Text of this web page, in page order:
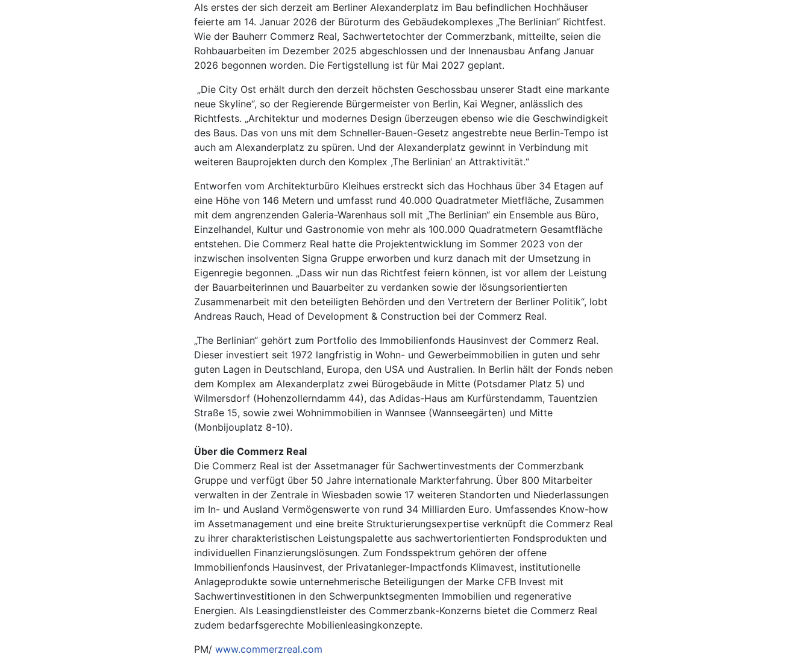
Als erstes der sich derzeit am Berliner Alexanderplatz im Bau befindlichen Hochhäuser
feierte am 14. Januar 2026 der Büroturm des Gebäudekomplexes „The Berlinian“ Richtfest.
Wie der Bauherr Commerz Real, Sachwertetochter der Commerzbank, mitteilte, seien die
Rohbauarbeiten im Dezember 2025 abgeschlossen und der Innenausbau Anfang Januar
2026 begonnen worden. Die Fertigstellung ist für Mai 2027 geplant.
„Die City Ost erhält durch den derzeit höchsten Geschossbau unserer Stadt eine markante
neue Skyline“, so der Regierende Bürgermeister von Berlin, Kai Wegner, anlässlich des
Richtfests. „Architektur und modernes Design überzeugen ebenso wie die Geschwindigkeit
des Baus. Das von uns mit dem Schneller-Bauen-Gesetz angestrebte neue Berlin-Tempo ist
auch am Alexanderplatz zu spüren. Und der Alexanderplatz gewinnt in Verbindung mit
weiteren Bauprojekten durch den Komplex ,The Berlinian‘ an Attraktivität.“
Entworfen vom Architekturbüro Kleihues erstreckt sich das Hochhaus über 34 Etagen auf
eine Höhe von 146 Metern und umfasst rund 40.000 Quadratmeter Mietfläche, Zusammen
mit dem angrenzenden Galeria-Warenhaus soll mit „The Berlinian“ ein Ensemble aus Büro,
Einzelhandel, Kultur und Gastronomie von mehr als 100.000 Quadratmetern Gesamtfläche
entstehen. Die Commerz Real hatte die Projektentwicklung im Sommer 2023 von der
inzwischen insolventen Signa Gruppe erworben und kurz danach mit der Umsetzung in
Eigenregie begonnen. „Dass wir nun das Richtfest feiern können, ist vor allem der Leistung
der Bauarbeiterinnen und Bauarbeiter zu verdanken sowie der lösungsorientierten
Zusammenarbeit mit den beteiligten Behörden und den Vertretern der Berliner Politik“, lobt
Andreas Rauch, Head of Development & Construction bei der Commerz Real.
„The Berlinian“ gehört zum Portfolio des Immobilienfonds Hausinvest der Commerz Real.
Dieser investiert seit 1972 langfristig in Wohn- und Gewerbeimmobilien in guten und sehr
guten Lagen in Deutschland, Europa, den USA und Australien. In Berlin hält der Fonds neben
dem Komplex am Alexanderplatz zwei Bürogebäude in Mitte (Potsdamer Platz 5) und
Wilmersdorf (Hohenzollerndamm 44), das Adidas-Haus am Kurfürstendamm, Tauentzien
Straße 15, sowie zwei Wohnimmobilien in Wannsee (Wannseegärten) und Mitte
(Monbijouplatz 8-10).
Über die Commerz Real
Die Commerz Real ist der Assetmanager für Sachwertinvestments der Commerzbank
Gruppe und verfügt über 50 Jahre internationale Markterfahrung. Über 800 Mitarbeiter
verwalten in der Zentrale in Wiesbaden sowie 17 weiteren Standorten und Niederlassungen
im In- und Ausland Vermögenswerte von rund 34 Milliarden Euro. Umfassendes Know-how
im Assetmanagement und eine breite Strukturierungsexpertise verknüpft die Commerz Real
zu ihrer charakteristischen Leistungspalette aus sachwertorientierten Fondsprodukten und
individuellen Finanzierungslösungen. Zum Fondsspektrum gehören der offene
Immobilienfonds Hausinvest, der Privatanleger-Impactfonds Klimavest, institutionelle
Anlageprodukte sowie unternehmerische Beteiligungen der Marke CFB Invest mit
Sachwertinvestitionen in den Schwerpunktsegmenten Immobilien und regenerative
Energien. Als Leasingdienstleister des Commerzbank-Konzerns bietet die Commerz Real
zudem bedarfsgerechte Mobilienleasingkonzepte.
PM/ www.commerzreal.com